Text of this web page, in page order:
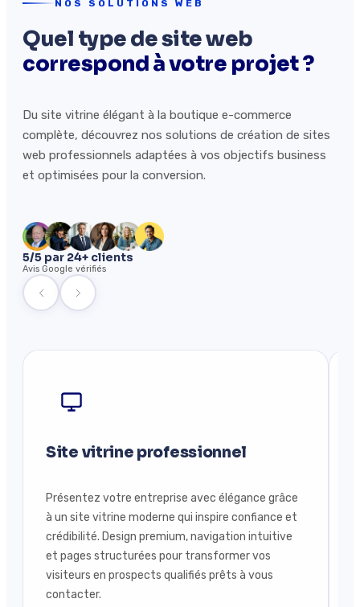
NOS SOLUTIONS WEB
Quel type de site web
correspond à votre projet ?
Du site vitrine élégant à la boutique e-commerce
complète, découvrez nos solutions de création de sites
web professionnels adaptées à vos objectifs business
et optimisées pour la conversion.
5/5 par 24+ clients
Avis Google vérifiés
Site vitrine professionnel
Présentez votre entreprise avec élégance grâce
à un site vitrine moderne qui inspire confiance et
crédibilité. Design premium, navigation intuitive
et pages structurées pour transformer vos
visiteurs en prospects qualifiés prêts à vous
contacter.